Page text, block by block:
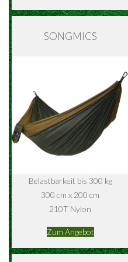
SONGMICS
Belastbarkeit bis 300 kg
300 cm x 200 cm
210T Nylon
Zum Angebot